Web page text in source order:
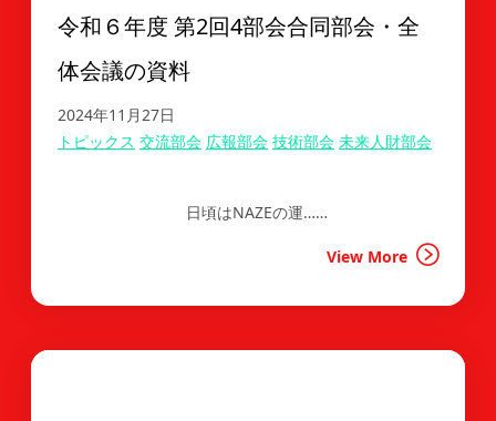
令和６年度 第2回4部会合同部会・全
体会議の資料
2024年11月27日
トピックス 交流部会 広報部会 技術部会 未来人財部会
日頃はNAZEの運……
View More